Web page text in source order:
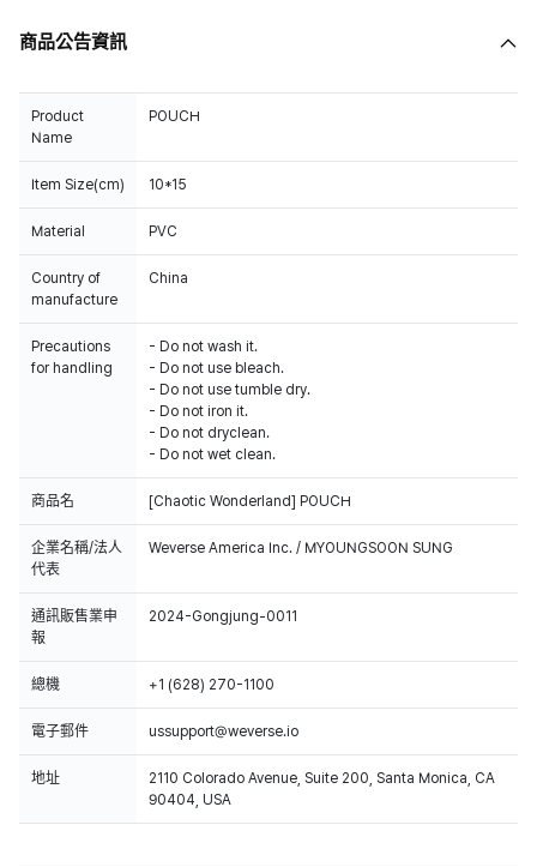
商品公告資訊
Product
Name
POUCH
Item Size(cm) 10*15
Material PVC
Country of
manufacture
China
Precautions
for handling
- Do not wash it.
- Do not use bleach.
- Do not use tumble dry.
- Do not iron it.
- Do not dryclean.
- Do not wet clean.
商品名 [Chaotic Wonderland] POUCH
企業名稱/法人
代表
Weverse America Inc. / MYOUNGSOON SUNG
通訊販售業申
報
2024-Gongjung-0011
總機 +1 (628) 270-1100
電子郵件 ussupport@weverse.io
地址
2110 Colorado Avenue, Suite 200, Santa Monica, CA
90404, USA